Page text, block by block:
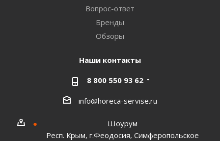
Вопрос-ответ
Бренды
Обзоры
Наши контакты
8 800 550 93 62
info@horeca-servise.ru
Шоурум
Респ. Крым, г.Феодосия, Симферопольское